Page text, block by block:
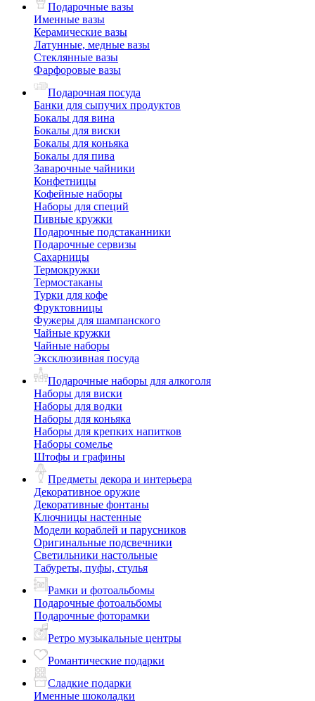
Подарочные вазы
Именные вазы
Керамические вазы
Латунные, медные вазы
Стеклянные вазы
Фарфоровые вазы
Подарочная посуда
Банки для сыпучих продуктов
Бокалы для вина
Бокалы для виски
Бокалы для коньяка
Бокалы для пива
Заварочные чайники
Конфетницы
Кофейные наборы
Наборы для специй
Пивные кружки
Подарочные подстаканники
Подарочные сервизы
Сахарницы
Термокружки
Термостаканы
Турки для кофе
Фруктовницы
Фужеры для шампанского
Чайные кружки
Чайные наборы
Эксклюзивная посуда
Подарочные наборы для алкоголя
Наборы для виски
Наборы для водки
Наборы для коньяка
Наборы для крепких напитков
Наборы сомелье
Штофы и графины
Предметы декора и интерьера
Декоративное оружие
Декоративные фонтаны
Ключницы настенные
Модели кораблей и парусников
Оригинальные подсвечники
Светильники настольные
Табуреты, пуфы, стулья
Рамки и фотоальбомы
Подарочные фотоальбомы
Подарочные фоторамки
Ретро музыкальные центры
Романтические подарки
Сладкие подарки
Именные шоколадки